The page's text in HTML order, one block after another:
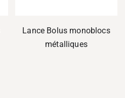
Lance Bolus monoblocs
métalliques